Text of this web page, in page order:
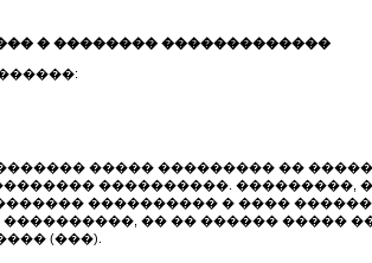
� �������� �������������
����� ��������� ��
����������. ���������,
���������� � ����
�� �� ������ �����
(���).